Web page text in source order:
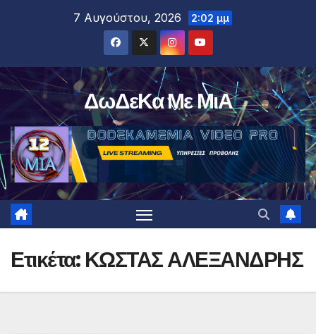
7 Αυγούστου, 2026 2:02 μμ
ΔωΔεΚα Με ΜιΑ
Ετικέτα: ΚΩΣΤΑΣ ΑΛΕΞΑΝΔΡΗΣ